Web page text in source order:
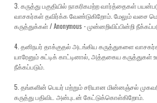
3. கருத்து பகுதியில் நாகரிகமற்ற வார்த்தைகள்
வாசகர்கள் தவிர்க்க வேண்டுகிறோம். மேலும் வசை
கருத்துக்கள் / Anonymous - முன்னறிவிப்பின்றி
4. தனிநபர் தாக்குதல் அடங்கிய கருத்துகளை
யாரேனும் சுட்டிக் காட்டினால், அத்தகைய கருத்துகள்
நீக்கப்படும்.
5. தங்களின் பெயர் மற்றும் சரியான மின்னஞ்சல்
கருத்து பதிவிட அன்புடன் கேட்டுக்கொள்கிறோம்.